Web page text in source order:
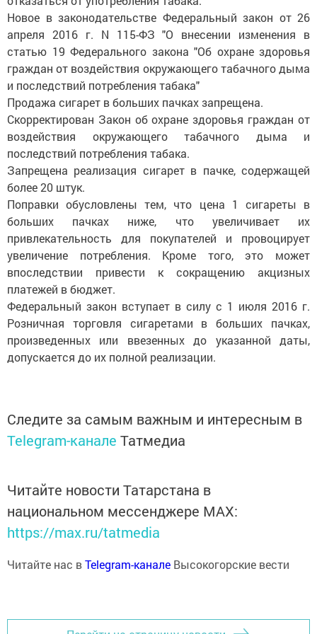
Новое в законодательстве Федеральный закон от 26
апреля 2016 г. N 115-ФЗ "О внесении изменения в
статью 19 Федерального закона "Об охране здоровья
граждан от воздействия окружающего табачного дыма
и последствий потребления табака"
Продажа сигарет в больших пачках запрещена.
Скорректирован Закон об охране здоровья граждан от
воздействия окружающего табачного дыма и
последствий потребления табака.
Запрещена реализация сигарет в пачке, содержащей
более 20 штук.
Поправки обусловлены тем, что цена 1 сигареты в
больших пачках ниже, что увеличивает их
привлекательность для покупателей и провоцирует
увеличение потребления. Кроме того, это может
впоследствии привести к сокращению акцизных
платежей в бюджет.
Федеральный закон вступает в силу с 1 июля 2016 г.
Розничная торговля сигаретами в больших пачках,
произведенных или ввезенных до указанной даты,
допускается до их полной реализации.
Следите за самым важным и интересным в
Telegram-канале Татмедиа
Читайте новости Татарстана в
национальном мессенджере MАХ:
https://max.ru/tatmedia
Читайте нас вTelegram-канале Высокогорские вести